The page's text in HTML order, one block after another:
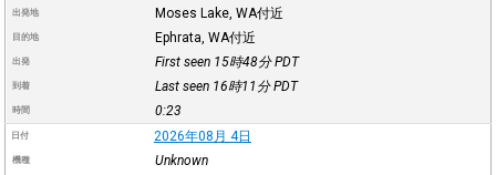
出発地 Moses Lake, WA付近
目的地 Ephrata, WA付近
出発 First seen 15時48分PDT
到着 Last seen 16時11分PDT
時間 0:23
日付 2026年08月 4日
機種 Unknown